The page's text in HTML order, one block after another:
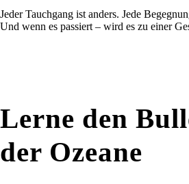
Jeder Tauchgang ist anders. Jede
Und wenn es passiert – wird es zu einer
Lerne den
der Ozeane